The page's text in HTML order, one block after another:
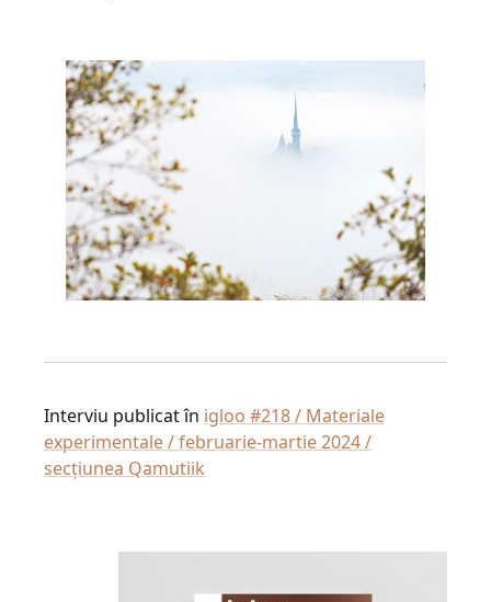
Interviu publicat în igloo #218 / Materiale
experimentale / februarie-martie 2024 /
secțiunea Qamutiik